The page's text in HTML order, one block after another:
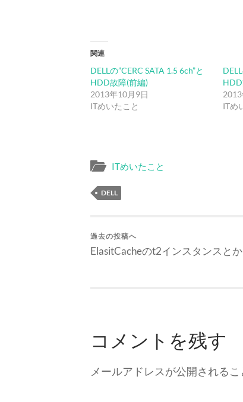
関連
DELLの”CERC SATA 1.5 6ch”と
HDD故障(前編)
2013年10月9日
ITめいたこと
ITめ
ITめいたこと
DELL
過去の投稿へ
ElasitCacheのt2インスタンスとか
コメントを残す
メールアドレスが公開されるこ